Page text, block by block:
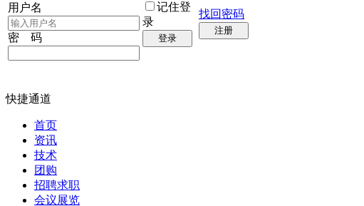
用户名
密 码
记住登
录
登录
找回密码
注册
快捷通道
首页
资讯
技术
团购
招聘求职
会议展览